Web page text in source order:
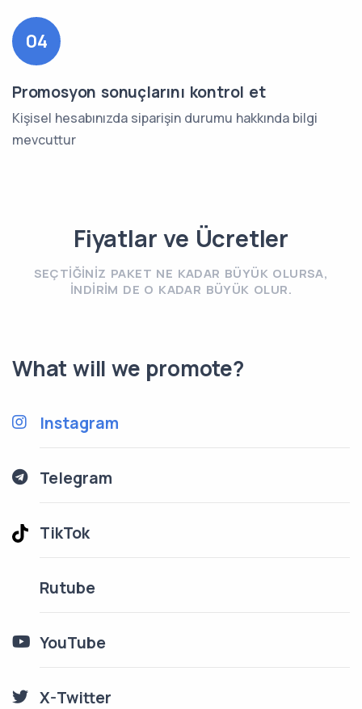
04
Promosyon sonuçlarını kontrol et
Kişisel hesabınızda siparişin durumu hakkında bilgi
mevcuttur
Fiyatlar ve Ücretler
SEÇTIĞINIZ PAKET NE KADAR BÜYÜK OLURSA,
INDIRIM DE O KADAR BÜYÜK OLUR.
What will we promote?
Instagram
Telegram
TikTok
Rutube
YouTube
X-Twitter